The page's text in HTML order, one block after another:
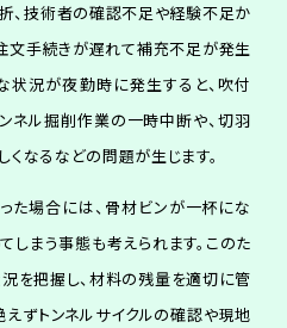
折、技術者の確認不足や経験不足か
文手続きが遅れて補充不足が発生
状況が夜勤時に発生すると、吹付
ネル掘削作業の一時中断や、切羽
なるなどの問題が生じます。
た場合には、骨材ビンが一杯にな
しまう事態も考えられます。このた
を把握し、材料の残量を適切に管
ずトンネルサイクルの確認や現地